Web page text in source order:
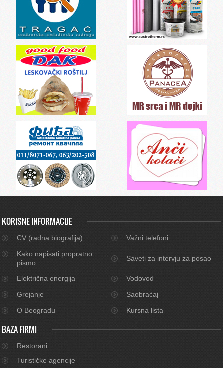
KORISNE INFORMACIJE
CV (radna biografija)
Važni telefoni
Kako napisati propratno
pismo
Saveti za intervju za posao
Električna energija
Vodovod
Grejanje
Saobraćaj
O Beogradu
Kursna lista
BAZA FIRMI
Restorani
Turističke agencije